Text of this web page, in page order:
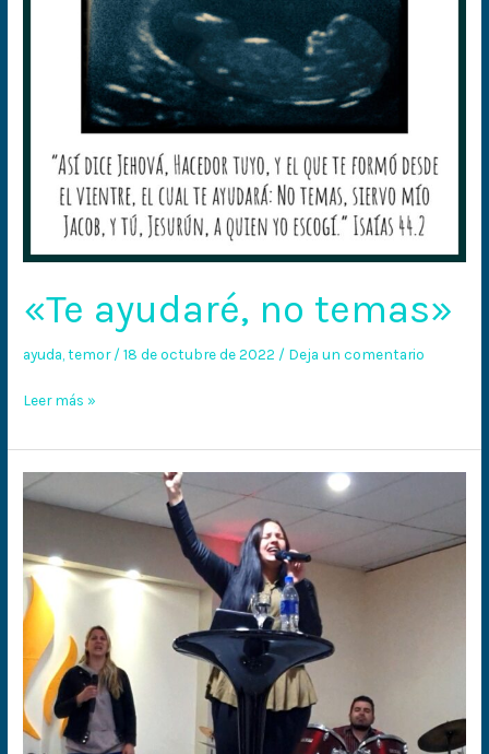
«Te ayudaré, no temas»
ayuda ,temor/18 de octubre de 2022 / Deja un comentario
Leer más »
La
clave
la
abundancia